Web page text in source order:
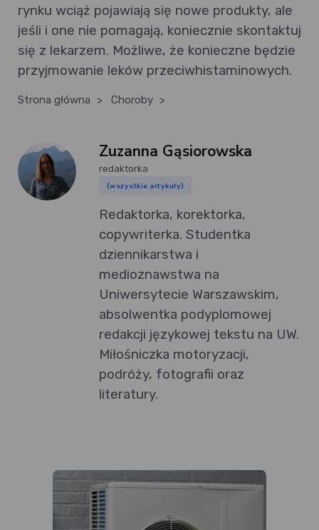
rynku wciąż pojawiają się nowe produkty, ale
jeśli i one nie pomagają, koniecznie skontaktuj
się z lekarzem. Możliwe, że konieczne będzie
przyjmowanie leków przeciwhistaminowych.
Strona główna > Choroby >
Zuzanna Gąsiorowska
redaktorka
(wszystkie artykuły)
Redaktorka, korektorka,
copywriterka. Studentka
dziennikarstwa i
medioznawstwa na
Uniwersytecie Warszawskim,
absolwentka podyplomowej
redakcji językowej tekstu na UW.
Miłośniczka motoryzacji,
podróży, fotografii oraz
literatury.